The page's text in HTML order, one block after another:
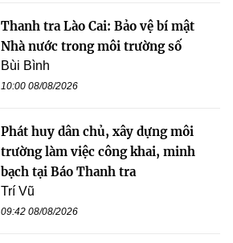
Thanh tra Lào Cai: Bảo vệ bí mật
Nhà nước trong môi trường số
Bùi Bình
10:00 08/08/2026
Phát huy dân chủ, xây dựng môi
trường làm việc công khai, minh
bạch tại Báo Thanh tra
Trí Vũ
09:42 08/08/2026